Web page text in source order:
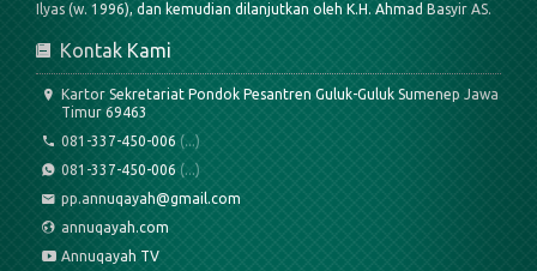
Ilyas (w. 1996), dan kemudian dilanjutkan oleh K.H. Ahmad Basyir AS.
Kontak Kami
Kartor Sekretariat Pondok Pesantren Guluk-Guluk Sumenep Jawa
Timur 69463
081-337-450-006 (...)
081-337-450-006 (...)
pp.annuqayah@gmail.com
annuqayah.com
Annuqayah TV